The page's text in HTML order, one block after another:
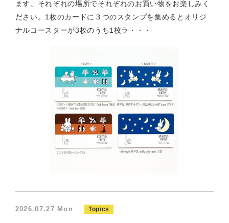
ます。それぞれの場所でそれぞれのお買い物をお楽しみく
ださい。1枚のカードに３つのスタンプを集めるとオリジ
ナルコースターが3枚のうち1枚ラ・・・
2026.07.27 Mon Topics